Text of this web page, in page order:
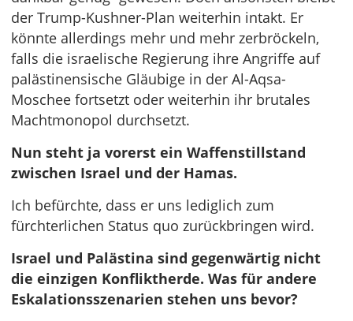
der Trump-Kushner-Plan weiterhin intakt. Er
könnte allerdings mehr und mehr zerbröckeln,
falls die israelische Regierung ihre Angriffe auf
palästinensische Gläubige in der Al-Aqsa-
Moschee fortsetzt oder weiterhin ihr brutales
Machtmonopol durchsetzt.
Nun steht ja vorerst ein Waffenstillstand
zwischen Israel und der Hamas.
Ich befürchte, dass er uns lediglich zum
fürchterlichen Status quo zurückbringen wird.
Israel und Palästina sind gegenwärtig nicht
die einzigen Konfliktherde. Was für andere
Eskalationsszenarien stehen uns bevor?